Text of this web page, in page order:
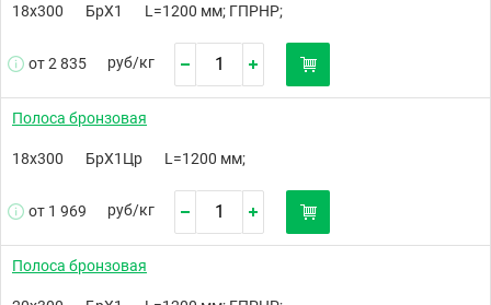
18х300 БрХ1 L=1200 мм; ГПРНР;
от 2 835 руб/кг
Полоса бронзовая
18х300 БрХ1Цр L=1200 мм;
от 1 969 руб/кг
Полоса бронзовая